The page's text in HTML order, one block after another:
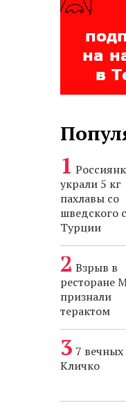
украли 5 кг
пахлавы со
шведского
Турции
Взрыв в
ресторане
признали
терактом
7 вечных
Кличко